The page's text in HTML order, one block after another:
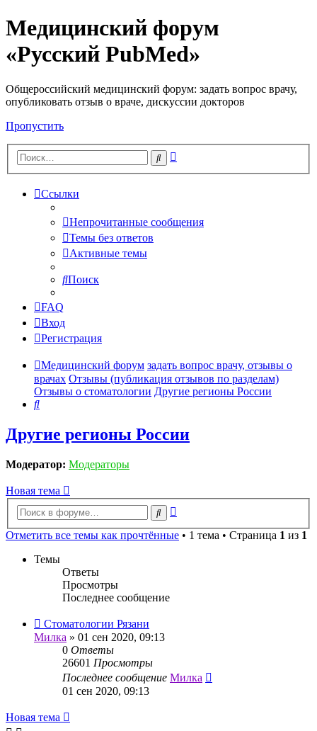
Медицинский форум
«Русский PubMed»
Общероссийский медицинский форум: задать вопрос врачу,
опубликовать отзыв о враче, дискуссии докторов
Пропустить
Поиск
Ссылки
Непрочитанные сообщения
Темы без ответов
Активные темы
Поиск
FAQ
Вход
Регистрация
Медицинский форум задать вопрос врачу, отзывы о
врачах Отзывы (публикация отзывов по разделам)
Отзывы о стоматологии Другие регионы России
Поиск
Другие регионы России
Модератор: Модераторы
Новая тема
Поиск
Отметить все темы как прочтённые • 1 тема • Страница 1 из 1
Темы
Ответы
Просмотры
Последнее сообщение
Стоматологии Рязани
Милка » 01 сен 2020, 09:13
0 Ответы
26601 Просмотры
Последнее сообщение Милка
01 сен 2020, 09:13
Новая тема